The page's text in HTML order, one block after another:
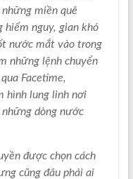
miền quê
hiểm nguy, gian khó
nước mắt vào trong
những lệnh chuyển
Facetime,
hình lung linh nơi
dòng nước
được chọn cách
cũng đâu phải ai